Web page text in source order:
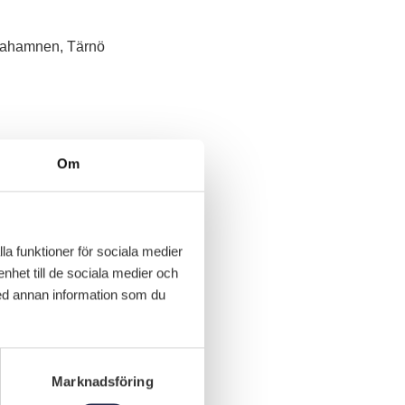
Om
funktioner för sociala medier
till de sociala medier och
annan information som du
Marknadsföring
Tärnö